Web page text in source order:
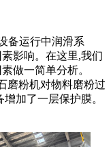
备运行中润滑系
影响。在这里,我们
做一简单分析。
磨粉机对物料磨粉过
加了一层保护膜。